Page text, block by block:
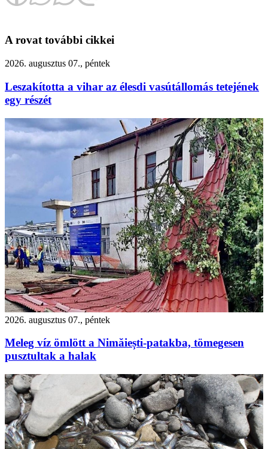
A rovat további cikkei
2026. augusztus 07., péntek
Leszakította a vihar az élesdi vasútállomás tetejének
egy részét
2026. augusztus 07., péntek
Meleg víz ömlött a Nimăiești-patakba, tömegesen
pusztultak a halak